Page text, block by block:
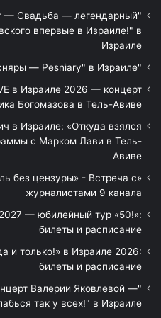
— Свадьба — легендарный
впервые в Израиле!" в
Израиле
"Песняры — Pesniary" в Израиле
в Израиле 2026 — концерт
Богомазова в Тель-Авиве
в Израиле: «Откуда взялся
с Марком Лави в Тель-
Авиве
без цензуры» - Встреча с
журналистами 9 канала
— юбилейный тур «50!»:
билеты и расписание
и только!» в Израиле 2026:
билеты и расписание
Валерии Яковлевой —
так у всех!" в Израиле